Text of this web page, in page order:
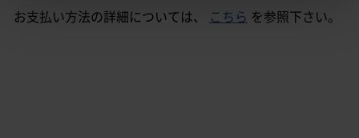
お支払い方法の詳細については、
こちら を参照下さい。